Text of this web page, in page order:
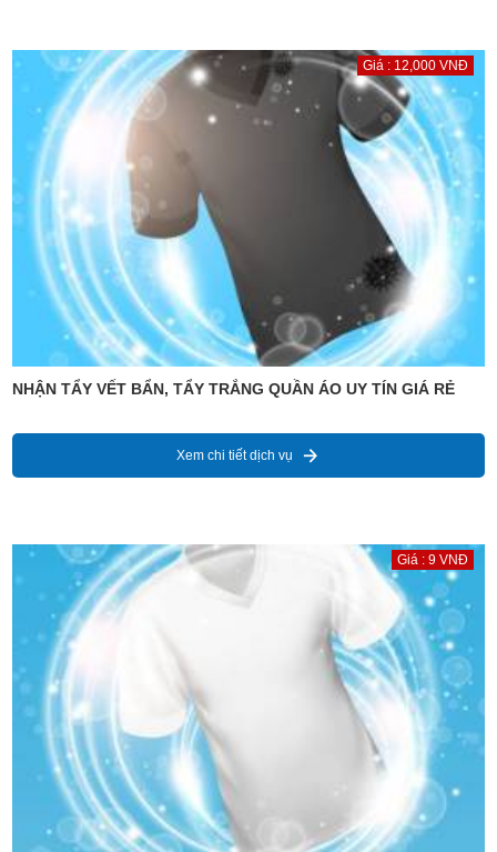
Giá : 12,000 VNĐ
NHẬN TẨY VẾT BẨN, TẨY TRẮNG QUẦN ÁO UY TÍN GIÁ RẺ
Xem chi tiết dịch vụ
Giá : 9 VNĐ